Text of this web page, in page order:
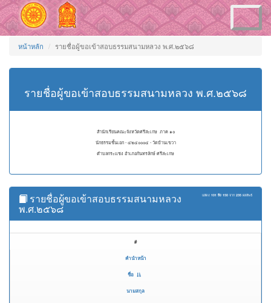
Toggle
navigation
หน้าหลัก รายชื่อผู้ขอเข้าสอบธรรมสนามหลวง พ.ศ.๒๕๖๘
รายชื่อผู้ขอเข้าสอบธรรมสนามหลวง พ.ศ.๒๕๖๘
สำนักเรียนคณะจังหวัดศรีสะเกษ ภาค ๑๐
นักธรรมชั้นเอก - ๔๒๔๐๐๐๔ - วัดบ้านเขวา
ตำบลกระแชง อำเภอกันทรลักษ์ ศรีสะเกษ
แสดง 101 ถึง 150 จาก 235 ผลลัพธ์
รายชื่อผู้ขอเข้าสอบธรรมสนามหลวง
พ.ศ.๒๕๖๘
#
คำนำหน้า
ชื่อ
นามสกุล